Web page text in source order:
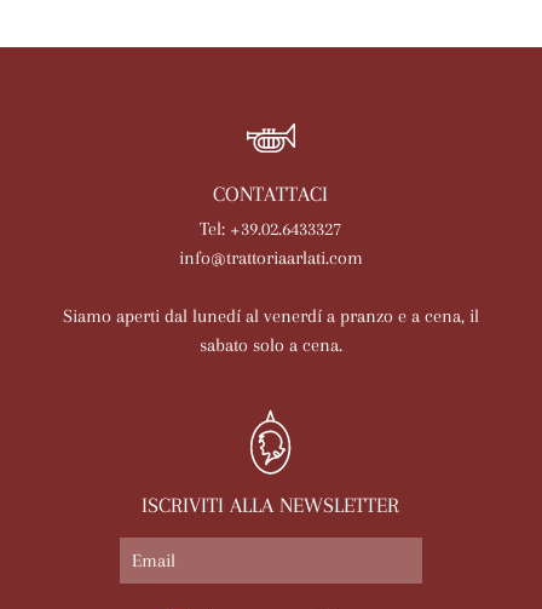
CONTATTACI
Tel: +39.02.6433327
info@trattoriaarlati.com
Siamo aperti dal lunedí al venerdí a pranzo e a cena, il
sabato solo a cena.
ISCRIVITI ALLA NEWSLETTER